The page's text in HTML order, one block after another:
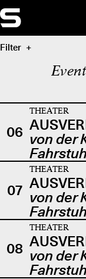
Filter
06
THEATER
von der
07
THEATER
von der
08
THEATER
von der